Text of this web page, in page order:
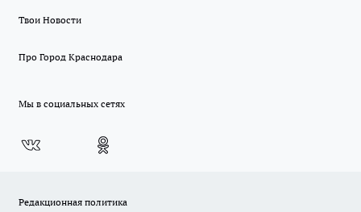
Твои Новости
Про Город Краснодара
Мы в социальных сетях
Редакционная политика